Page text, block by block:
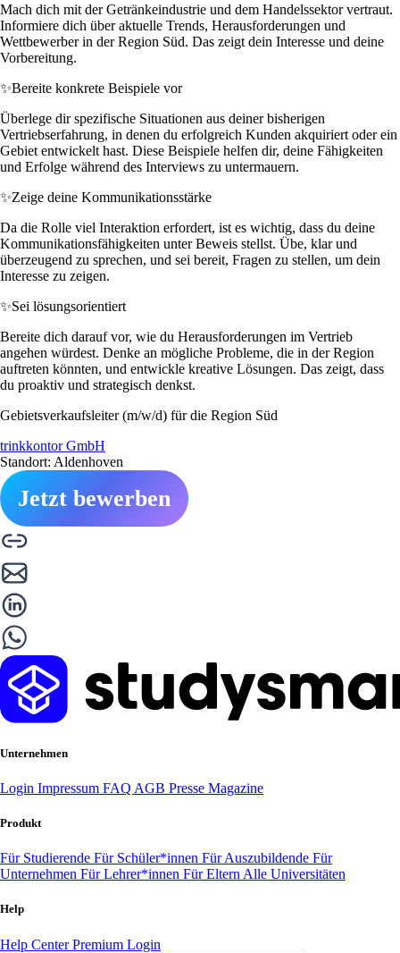
Mach dich mit der Getränkeindustrie und dem Handelssektor vertraut.
Informiere dich über aktuelle Trends, Herausforderungen und
Wettbewerber in der Region Süd. Das zeigt dein Interesse und deine
Vorbereitung.
✨Bereite konkrete Beispiele vor
Überlege dir spezifische Situationen aus deiner bisherigen
Vertriebserfahrung, in denen du erfolgreich Kunden akquiriert oder ein
Gebiet entwickelt hast. Diese Beispiele helfen dir, deine Fähigkeiten
und Erfolge während des Interviews zu untermauern.
✨Zeige deine Kommunikationsstärke
Da die Rolle viel Interaktion erfordert, ist es wichtig, dass du deine
Kommunikationsfähigkeiten unter Beweis stellst. Übe, klar und
überzeugend zu sprechen, und sei bereit, Fragen zu stellen, um dein
Interesse zu zeigen.
✨Sei lösungsorientiert
Bereite dich darauf vor, wie du Herausforderungen im Vertrieb
angehen würdest. Denke an mögliche Probleme, die in der Region
auftreten könnten, und entwickle kreative Lösungen. Das zeigt, dass
du proaktiv und strategisch denkst.
Gebietsverkaufsleiter (m/w/d) für die Region Süd
trinkkontor GmbH
Standort: Aldenhoven
Jetzt bewerben
Unternehmen
Login Impressum FAQ AGB Presse Magazine
Produkt
Für Studierende Für Schüler*innen Für Auszubildende Für
Unternehmen Für Lehrer*innen Für Eltern Alle Universitäten
Help
Help CenterPremium Login